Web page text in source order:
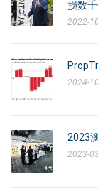
损数千
2022-
2024-
2023
2023-